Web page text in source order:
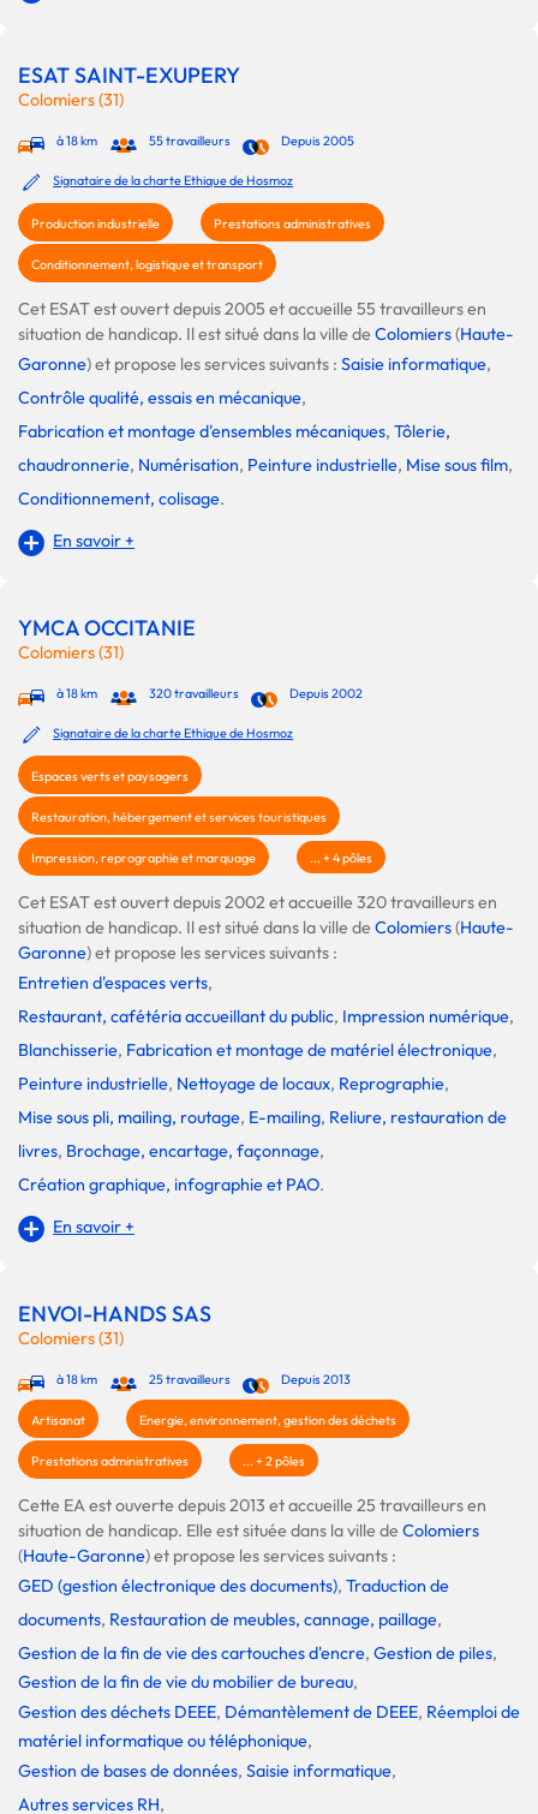
ESAT SAINT-EXUPERY
Colomiers (31)
à 18 km 55 travailleurs Depuis 2005
Signataire de la charte Ethique de Hosmoz
Production industrielle Prestations administratives
Conditionnement, logistique et transport
Cet ESAT est ouvert depuis 2005 et accueille 55 travailleurs en
situation de handicap. Il est situé dans la ville deColomiers(Haute-
Garonne) et propose les services suivants : Saisie informatique,
Contrôle qualité, essais en mécanique,
Fabrication et montage d'ensembles mécaniques, Tôlerie,
chaudronnerie, Numérisation, Peinture industrielle, Mise sous film,
Conditionnement, colisage.
En savoir +
YMCA OCCITANIE
Colomiers (31)
à 18 km 320 travailleurs Depuis 2002
Signataire de la charte Ethique de Hosmoz
Espaces verts et paysagers
Restauration, hébergement et services touristiques
Impression, reprographie et marquage ... + 4 pôles
Cet ESAT est ouvert depuis 2002 et accueille 320 travailleurs en
situation de handicap. Il est situé dans la ville deColomiers(Haute-
Garonne) et propose les services suivants :
Entretien d'espaces verts,
Restaurant, cafétéria accueillant du public, Impression numérique,
Blanchisserie, Fabrication et montage de matériel électronique,
Peinture industrielle, Nettoyage de locaux, Reprographie,
Mise sous pli, mailing, routage, E-mailing, Reliure, restauration de
livres, Brochage, encartage, façonnage,
Création graphique, infographie et PAO.
En savoir +
ENVOI-HANDS SAS
Colomiers (31)
à 18 km 25 travailleurs Depuis 2013
Artisanat Energie, environnement, gestion des déchets
Prestations administratives ... + 2 pôles
Cette EA est ouverte depuis 2013 et accueille 25 travailleurs en
situation de handicap. Elle est située dans la ville deColomiers
(Haute-Garonne) et propose les services suivants :
GED (gestion électronique des documents), Traduction de
documents, Restauration de meubles, cannage, paillage,
Gestion de la fin de vie des cartouches d'encre, Gestion de piles,
Gestion de la fin de vie du mobilier de bureau,
Gestion des déchets DEEE, Démantèlement de DEEE, Réemploi de
matériel informatique ou téléphonique,
Gestion de bases de données, Saisie informatique,
Autres services RH,